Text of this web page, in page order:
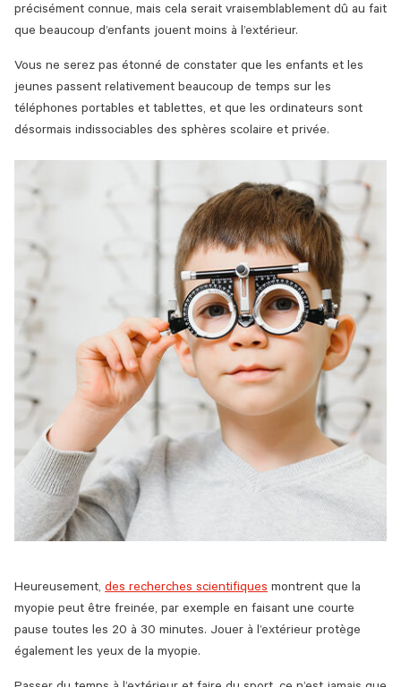
précisément connue, mais cela serait vraisemblablement dû au fait
que beaucoup d’enfants jouent moins à l’extérieur.
Vous ne serez pas étonné de constater que les enfants et les
jeunes passent relativement beaucoup de temps sur les
téléphones portables et tablettes, et que les ordinateurs sont
désormais indissociables des sphères scolaire et privée.
Heureusement, des recherches scientifiques montrent que la
myopie peut être freinée, par exemple en faisant une courte
pause toutes les 20 à 30 minutes. Jouer à l’extérieur protège
également les yeux de la myopie.